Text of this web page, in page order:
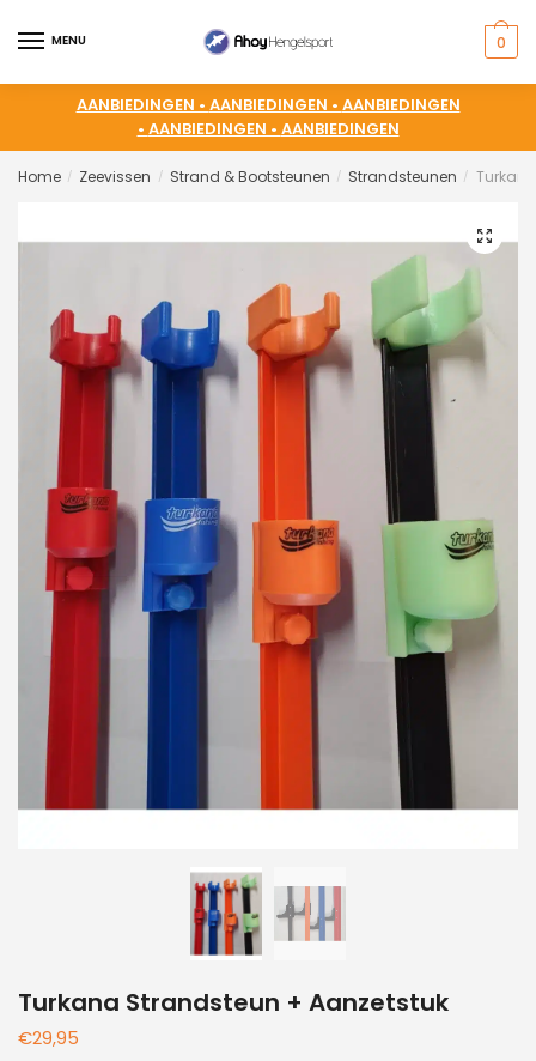
MENU 0
AANBIEDINGEN • AANBIEDINGEN • AANBIEDINGEN
• AANBIEDINGEN • AANBIEDINGEN
Home / Zeevissen / Strand & Bootsteunen / Strandsteunen /
🔍
Turkana Strandsteun + Aanzetstuk
€29,95